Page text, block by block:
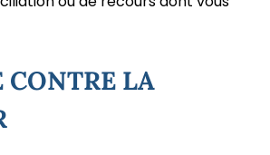
CONTRE LA